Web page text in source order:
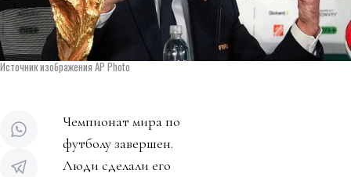
Источник изображения AP Photo
Чемпионат мира по
футболу завершен.
Люди сделали его